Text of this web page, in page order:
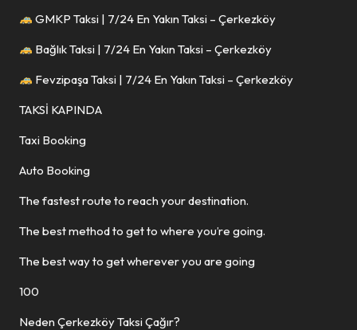
GMKP Taksi | 7/24 En Yakın Taksi – Çerkezköy
Bağlık Taksi | 7/24 En Yakın Taksi – Çerkezköy
Fevzipaşa Taksi | 7/24 En Yakın Taksi – Çerkezköy
TAKSİ KAPINDA
Taxi Booking
Auto Booking
The fastest route to reach your destination.
The best method to get to where you’re going.
The best way to get wherever you are going
100
Neden Çerkezköy Taksi Çağır?